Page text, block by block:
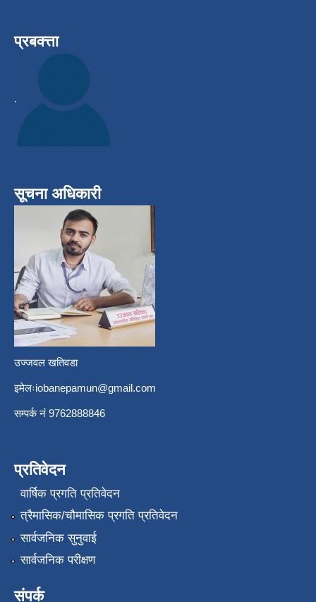
प्रबक्त्ता
.
सूचना अधिकारी
उज्जवल खतिवडा
इमेलःiobanepamun@gmail.com
सम्पर्क नंं 9762888846
प्रतिवेदन
वार्षिक प्रगति प्रतिवेदन
त्रैमासिक/चौमासिक प्रगति प्रतिवेदन
सार्वजनिक सुनुवाई
सार्वजनिक परीक्षण
संपर्क